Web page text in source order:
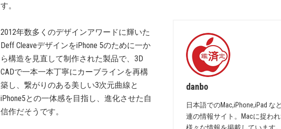
す。
2012年数多くのデザインアワードに輝いた
Deff CleaveデザインをiPhone 5のために一か
ら構造を見直して制作された製品で、3D
CADで一本一本丁寧にカーブラインを再構
築し、繋がりのある美しい3次元曲線と
iPhone5との一体感を目指し、進化させた自
信作だそうです。
danbo
日本語でのMac,iPhone,iPad な
連の情報サイト。Macに捉われ